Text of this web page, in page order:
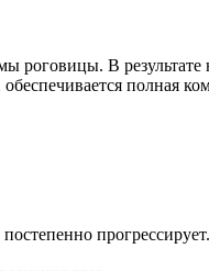
В
полная